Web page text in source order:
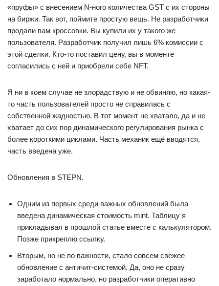
«пруфы» с внесением N-ного количества GST с их стороны
на биржи. Так вот, поймите простую вещь. Не разработчики
продали вам кроссовки. Вы купили их у такого же
пользователя. Разработчик получил лишь 6% комиссии с
этой сделки. Кто-то поставил цену, вы в моменте
согласились с ней и приобрели себе NFT.
Я ни в коем случае не злорадствую и не обвиняю, но какая-
то часть пользователей просто не справилась с
собственной жадностью. В тот момент не хватало, да и не
хватает до сих пор динамического регулирования рынка с
более короткими циклами. Часть механик ещё вводятся,
часть введена уже.
Обновления в STEPN.
Одним из первых среди важных обновлений была
введена динамическая стоимость mint. Таблицу я
прикладывал в прошлой статье вместе с калькулятором.
Позже прикреплю ссылку.
Вторым, но не по важности, стало совсем свежее
обновление с античит-системой. Да, оно не сразу
заработало нормально, но разработчики оперативно